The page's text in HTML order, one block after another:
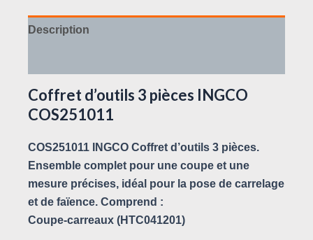
Description
Coffret d’outils 3 pièces INGCO
COS251011
COS251011 INGCO Coffret d’outils 3 pièces.
Ensemble complet pour une coupe et une
mesure précises, idéal pour la pose de carrelage
et de faïence. Comprend :
Coupe-carreaux (HTC041201)